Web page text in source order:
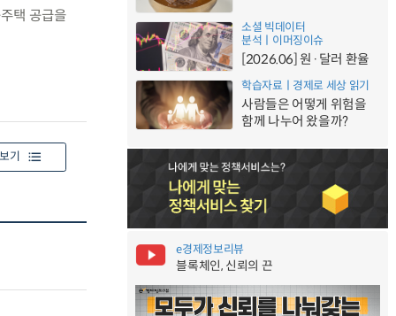
택 공급을
기
소셜 빅데이터
분석ㅣ이머징이슈
[2026.06] 원·달러 환율
학습자료ㅣ경제로 세상 읽기
사람들은 어떻게 위험을
함께 나누어 왔을까?
e경제정보리뷰
블록체인, 신뢰의 끈